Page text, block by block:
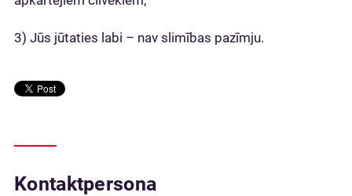
3) Jūs jūtaties labi – nav slimības pazīmju.
Kontaktpersona